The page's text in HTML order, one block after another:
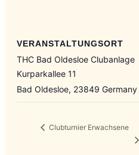
VERANSTALTUNGSORT
THC Bad Oldesloe Clubanlage
Kurparkallee 11
Bad Oldesloe, 23849 Germany
Clubturnier Erwachsene